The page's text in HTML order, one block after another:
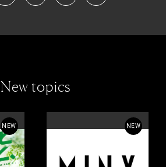
New topics
NEW NEW